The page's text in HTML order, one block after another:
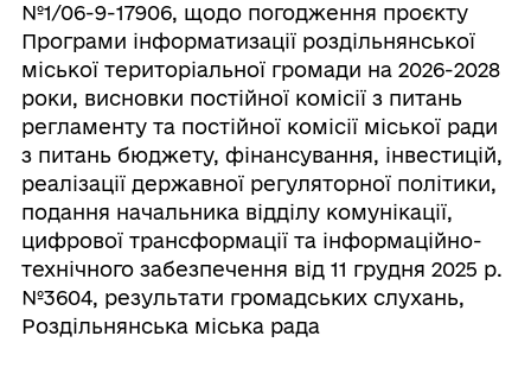
№1/06-9-17906, щодо погодження проєкту
Програми інформатизації роздільнянської
міської територіальної громади на 2026-2028
роки, висновки постійної комісії з питань
регламенту та постійної комісії міської ради
з питань бюджету, фінансування, інвестицій,
реалізації державної регуляторної політики,
подання начальника відділу комунікації,
цифрової трансформації та інформаційно-
технічного забезпечення від 11 грудня 2025 р.
№3604, результати громадських слухань,
Роздільнянська міська рада